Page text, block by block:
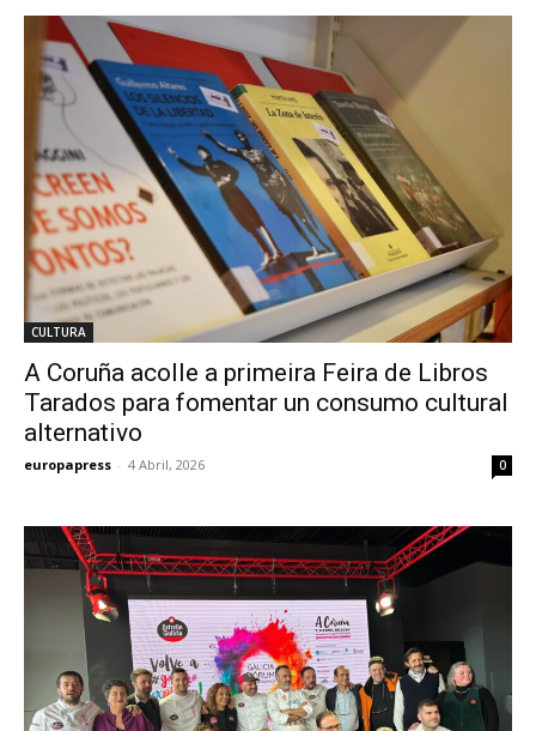
CULTURA
A Coruña acolle a primeira Feira de Libros
Tarados para fomentar un consumo cultural
alternativo
europapress - 4 Abril, 2026 0